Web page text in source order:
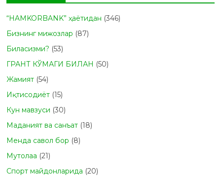
“HAMKORBANK” ҳаётидан (346)
Бизнинг мижозлар (87)
Биласизми? (53)
ГРАНТ КЎМАГИ БИЛАН (50)
Жамият (54)
Иқтисодиёт (15)
Кун мавзуси (30)
Маданият ва санъат (18)
Менда савол бор (8)
Мутолаа (21)
Спорт майдонларида (20)